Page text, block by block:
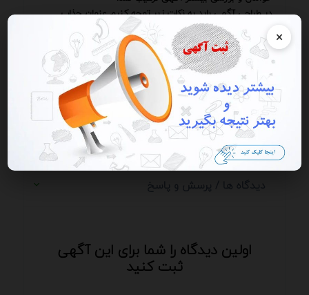
×
در طراحی آگهی باید به نکات زیر توجه کنیم عنوان جذاب
📢 ثبت آگهی در سامانه
💬 ثبت آگهی شما در این صفحه
📰 ثبت ریپورتاژ
دیدگاه ها / پرسش و پاسخ
اولین دیدگاه را شما برای این آگهی
ثبت کنید